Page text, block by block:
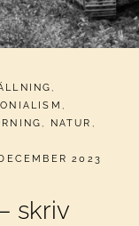
,
,
, NATUR ,
2023
skriv